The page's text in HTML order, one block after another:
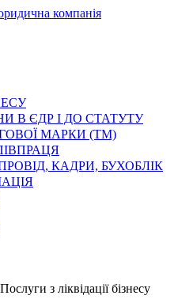
професійні
В ЄДР І ДО СТАТУТУ
МАРКИ (ТМ)
КАДРИ, БУХОБЛІК
Послуги з ліквідації бізнесу